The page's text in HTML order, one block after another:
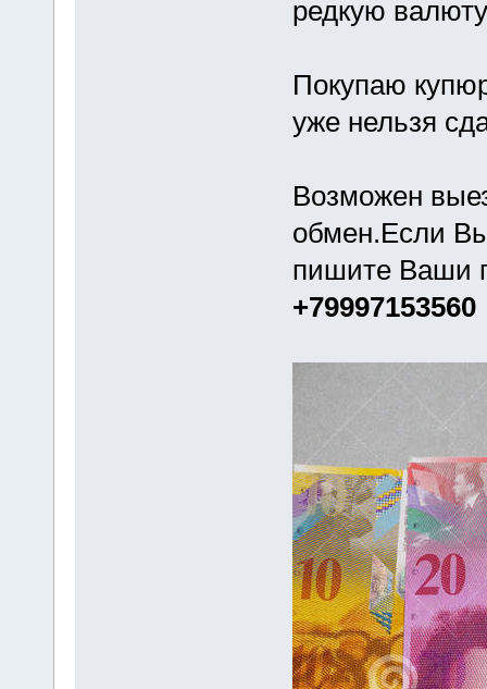
редкую
Покупаю
уже нельзя
Возможен
обмен.Если
пишите Ваши
+79997153560